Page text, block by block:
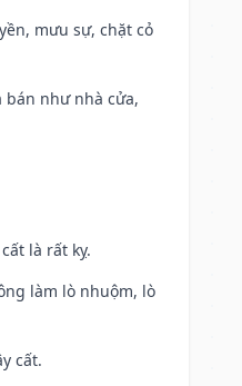
mưu sự, chặt cỏ
bán như nhà cửa,
là rất kỵ.
làm lò nhuộm, lò
cất.